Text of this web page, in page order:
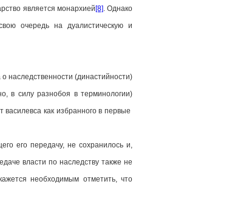
является монархией[8]. Однако
очередь на дуалистическую и
наследственности (династийности)
в силу разнобоя в терминологии)
как избранного в первые
его передачу, не сохранилось и,
власти по наследству также не
необходимым отметить, что